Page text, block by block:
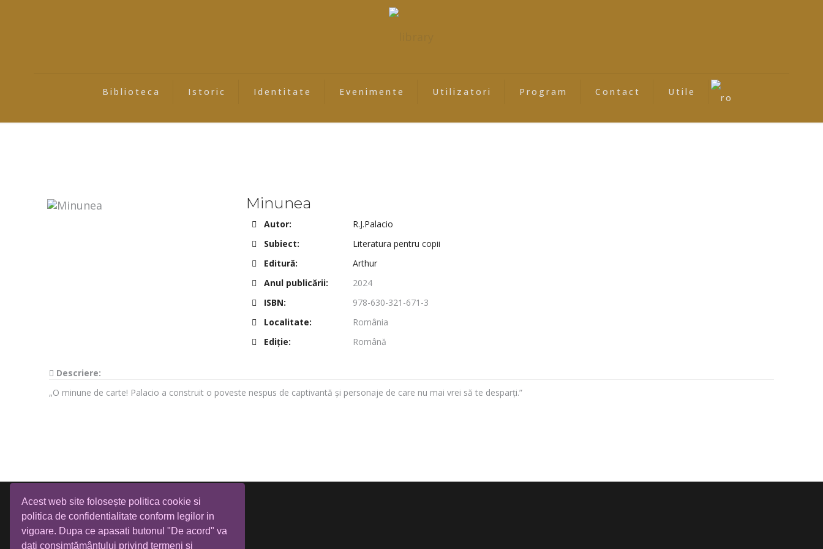
Acest web site folosește politica cookie si
politica de confidentialitate conform legilor in
vigoare. Dupa ce apasati butonul "De acord" va
dati consimțământului privind termeni si
Biblioteca Istoric Identitate Evenimente Utilizatori Program Contact Utile
Minunea
Autor:
R.J.Palacio
Subiect:
Literatura pentru copii
Editură:
Arthur
Anul publicării:
2024
ISBN:
978-630-321-671-3
Localitate:
România
Ediţie:
Română
Descriere:
„O minune de carte! Palacio a construit o poveste nespus de captivantă și personaje de care nu mai vrei să te desparți.”